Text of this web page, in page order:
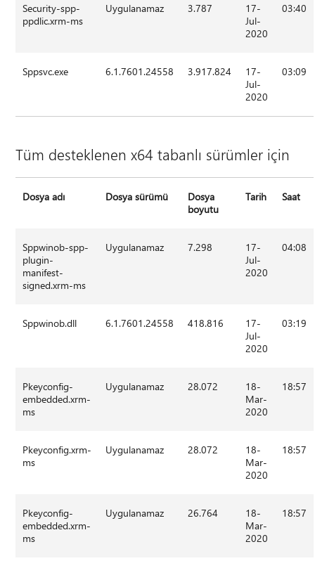
Security-spp-
ppdlic.xrm-ms
Uygulanamaz 3.787
17-
Jul-
2020
03:40
Sppsvc.exe 6.1.7601.24558 3.917.824
17-
Jul-
2020
03:09
Tüm desteklenen x64 tabanlı sürümler için
Dosya adı Dosya sürümü
Dosya
boyutu
Tarih Saat
Sppwinob-spp-
plugin-
manifest-
signed.xrm-ms
Uygulanamaz 7.298
17-
Jul-
2020
04:08
Sppwinob.dll 6.1.7601.24558 418.816
17-
Jul-
2020
03:19
Pkeyconfig-
embedded.xrm-
ms
Uygulanamaz 28.072
18-
Mar-
2020
18:57
Pkeyconfig.xrm-
ms
Uygulanamaz 28.072
18-
Mar-
2020
18:57
Pkeyconfig-
embedded.xrm-
ms
Uygulanamaz 26.764
18-
Mar-
2020
18:57